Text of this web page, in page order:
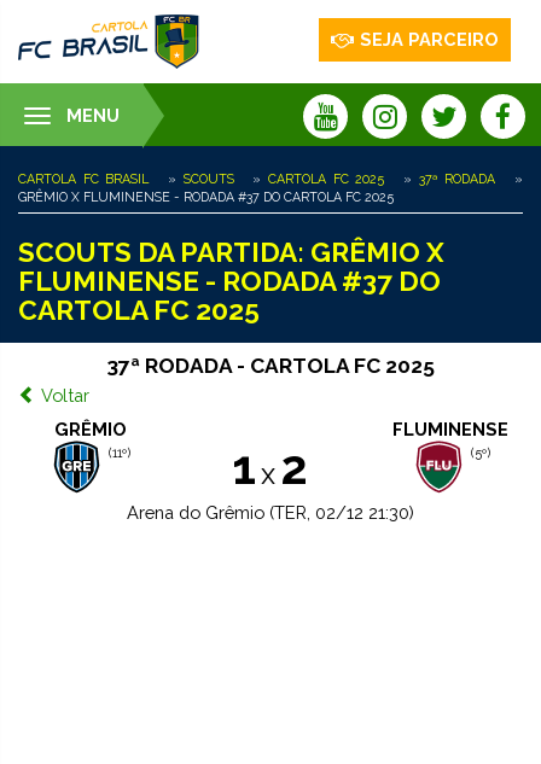
SEJA PARCEIRO
Toggle
navigation
MENU
CARTOLA FC BRASIL » SCOUTS »CARTOLA FC 2025 » 37ª RODADA
»
GRÊMIO X FLUMINENSE - RODADA #37 DO CARTOLA FC 2025
SCOUTS DA PARTIDA: GRÊMIO X
FLUMINENSE - RODADA #37 DO
CARTOLA FC 2025
37ª RODADA - CARTOLA FC 2025
Voltar
GRÊMIO
(11º) 1x 2
FLUMINENSE
(5º)
Arena do Grêmio (TER, 02/12 21:30)